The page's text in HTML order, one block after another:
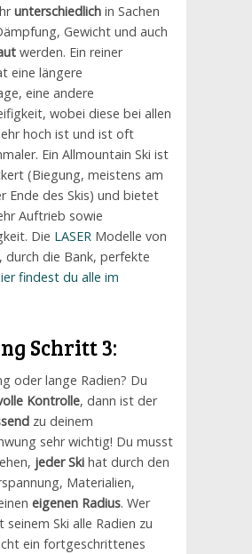
unterschiedlich in Sachen
Gewicht und auch
werden. Ein reiner
eine längere
eine andere
wobei diese bei allen
hoch ist und ist oft
Ein Allmountain Ski ist
(Biegung, meistens am
Ende des Skis) und bietet
Auftrieb sowie
Die LASER Modelle von
durch die Bank, perfekte
findest du alle im
Schritt 3:
oder lange Radien? Du
Kontrolle, dann ist der
zu deinem
sehr wichtig! Du musst
jeder Ski hat durch den
Materialien,
eigenen Radius. Wer
Ski alle Radien zu
ein fortgeschrittenes